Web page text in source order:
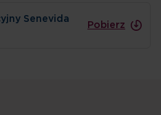
Senevida
Pobierz